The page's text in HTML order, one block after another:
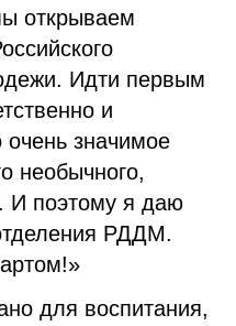
открываем
Идти первым
и
очень значимое
необычного,
И поэтому я даю
РДДМ.
для воспитания,